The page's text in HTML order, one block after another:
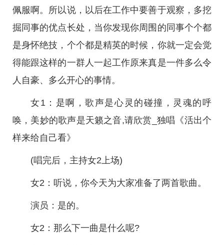
佩服啊。所以说，以后在工作中要善于观察，多挖
掘同事的优点长处，当你发现你周围的同事个个都
是身怀绝技，个个都是精英的时候，你就一定会觉
得能跟这样的一群人一起工作原来真是一件多么令
人自豪、多么开心的事情。
女1：是啊，歌声是心灵的碰撞，灵魂的呼
唤，美妙的歌声是天籁之音,请欣赏_独唱《活出个
样来给自己看》
(唱完后，主持女2上场)
女2：听说，你今天为大家准备了两首歌曲。
演员：是的。
女2：那么下一曲是什么呢?